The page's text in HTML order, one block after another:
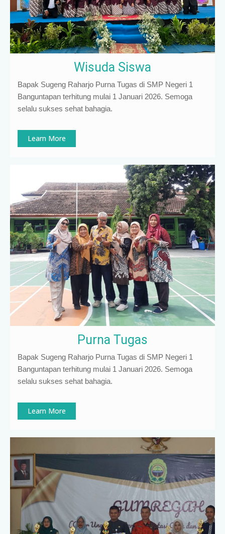
Wisuda Siswa
Bapak Sugeng Raharjo Purna Tugas di SMP Negeri 1
Banguntapan terhitung mulai 1 Januari 2026. Semoga
selalu sukses sehat bahagia.
Learn More
Purna Tugas
Bapak Sugeng Raharjo Purna Tugas di SMP Negeri 1
Banguntapan terhitung mulai 1 Januari 2026. Semoga
selalu sukses sehat bahagia.
Learn More